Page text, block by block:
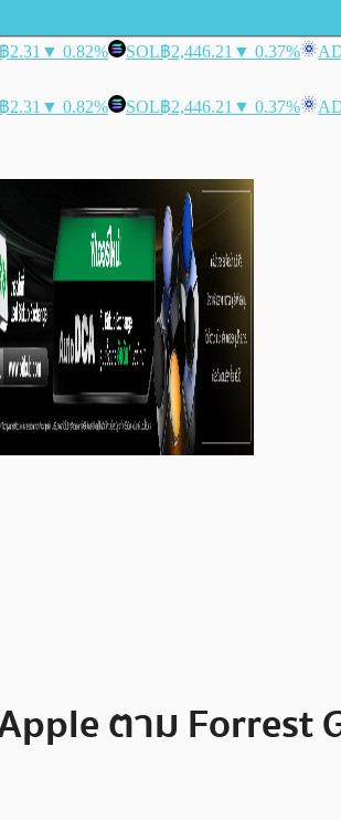
฿2.31 ▼ 0.82% SOL฿2,446.21 ▼ 0.37%
฿2.31 ▼ 0.82% SOL฿2,446.21 ▼ 0.37%
ตาม Forrest